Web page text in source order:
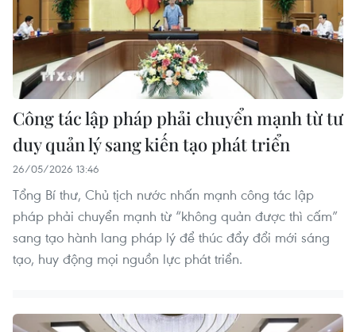
Công tác lập pháp phải chuyển mạnh từ tư
duy quản lý sang kiến tạo phát triển
26/05/2026 13:46
Tổng Bí thư, Chủ tịch nước nhấn mạnh công tác lập
pháp phải chuyển mạnh từ “không quản được thì cấm”
sang tạo hành lang pháp lý để thúc đẩy đổi mới sáng
tạo, huy động mọi nguồn lực phát triển.